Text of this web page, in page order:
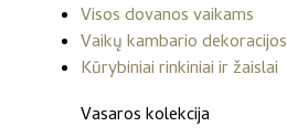
Visos dovanos vaikams
Vaikų kambario dekoracijos
Kūrybiniai rinkiniai ir žaislai
Vasaros kolekcija